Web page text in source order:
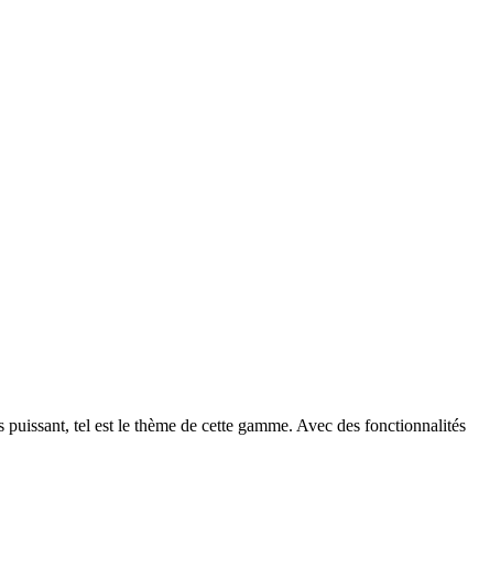
tel est le thème de cette gamme. Avec des fonctionnalités